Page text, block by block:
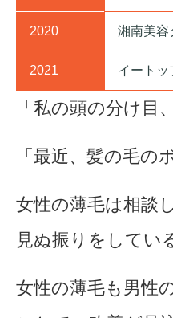
2020 湘南美容
2021 イートッ
「私の頭の分け目
「最近、髪の毛
女性の薄毛は相談
見ぬ振りをしてい
女性の薄毛も男性